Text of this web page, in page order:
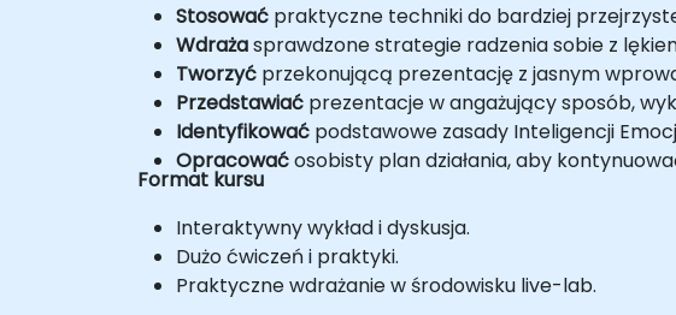
Stosować praktyczne techniki do bardziej
Wdrażasprawdzone strategie radzenia sobie z
Tworzyć przekonującą prezentację z jasnym
Przedstawiać prezentacje w angażujący sposób,
Identyfikować podstawowe zasady Inteligencji
Opracowaćosobisty plan działania, aby
Format kursu
Interaktywny wykład i dyskusja.
Dużo ćwiczeń i praktyki.
Praktyczne wdrażanie w środowisku live-lab.